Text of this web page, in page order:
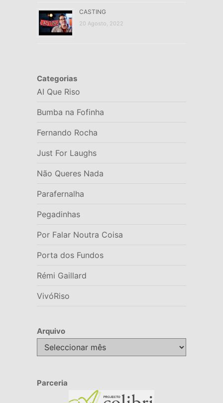
CASTING
20 Agosto, 2022
Categorias
AI Que Riso
Bumba na Fofinha
Fernando Rocha
Just For Laughs
Não Queres Nada
Parafernalha
Pegadinhas
Por Falar Noutra Coisa
Porta dos Fundos
Rémi Gaillard
VivóRiso
Arquivo
Arquivo
Parceria